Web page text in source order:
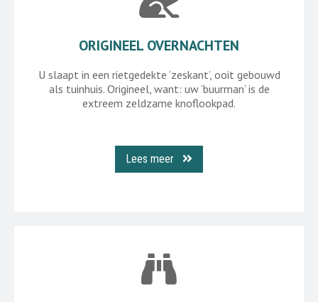
ORIGINEEL OVERNACHTEN
U slaapt in een rietgedekte ‘zeskant’, ooit gebouwd
als tuinhuis. Origineel, want: uw ‘buurman’ is de
extreem zeldzame knoflookpad.
Lees meer